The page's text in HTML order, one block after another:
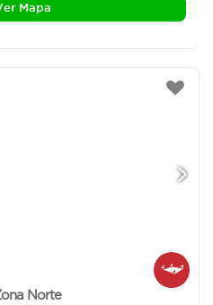
Mapa
Norte